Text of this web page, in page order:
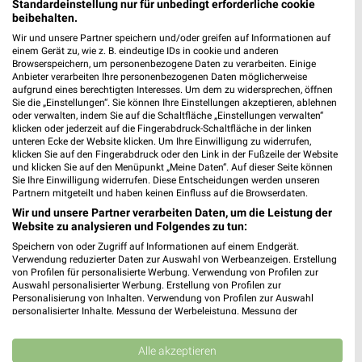
Jetzt alle "Schulanfang" Themen entdecken!
MEHR PROSPEKTE
weekli - Prospekte & Angebote App
Alle Kik Angebote immer griffbereit – mit der kostenlosen
weekli App für iOS & Android.
✔Standortgenaue Angebote
Standardeinstellung nur für unbedingt erforderliche cookie
beibehalten.
Wir und unsere Partner speichern und/oder greifen auf Informationen auf
einem Gerät zu, wie z. B. eindeutige IDs in cookie und anderen
Browserspeichern, um personenbezogene Daten zu verarbeiten. Einige
Anbieter verarbeiten Ihre personenbezogenen Daten möglicherweise
aufgrund eines berechtigten Interesses. Um dem zu widersprechen, öffnen
Sie die „Einstellungen“. Sie können Ihre Einstellungen akzeptieren, ablehnen
oder verwalten, indem Sie auf die Schaltfläche „Einstellungen verwalten“
klicken oder jederzeit auf die Fingerabdruck-Schaltfläche in der linken
unteren Ecke der Website klicken. Um Ihre Einwilligung zu widerrufen,
klicken Sie auf den Fingerabdruck oder den Link in der Fußzeile der Website
und klicken Sie auf den Menüpunkt „Meine Daten“. Auf dieser Seite können
Sie Ihre Einwilligung widerrufen. Diese Entscheidungen werden unseren
Partnern mitgeteilt und haben keinen Einfluss auf die Browserdaten.
Wir und unsere Partner verarbeiten Daten, um die Leistung der
Website zu analysieren und Folgendes zu tun:
Speichern von oder Zugriff auf Informationen auf einem Endgerät.
Verwendung reduzierter Daten zur Auswahl von Werbeanzeigen. Erstellung
von Profilen für personalisierte Werbung. Verwendung von Profilen zur
Auswahl personalisierter Werbung. Erstellung von Profilen zur
Personalisierung von Inhalten. Verwendung von Profilen zur Auswahl
personalisierter Inhalte. Messung der Werbeleistung. Messung der
Kombinationen von Daten aus verschiedenen Quellen. Entwicklung und
Verbesserung der Angebote. Verwendung reduzierter Daten zur Auswahl
Alle akzeptieren